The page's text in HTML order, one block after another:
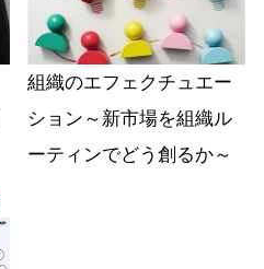
組織のエフェクチュエー
ション～新市場を組織ル
ーティンでどう創るか～